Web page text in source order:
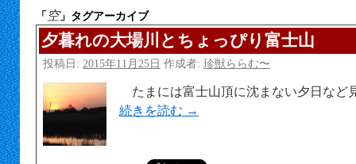
「 空」タグアーカイブ
夕暮れの大場川とちょっぴり富士山
投稿日: 2015年11月25日 作成者: 珍獣ららむ〜
たまには富士山頂に沈まない夕日など
続きを読む →